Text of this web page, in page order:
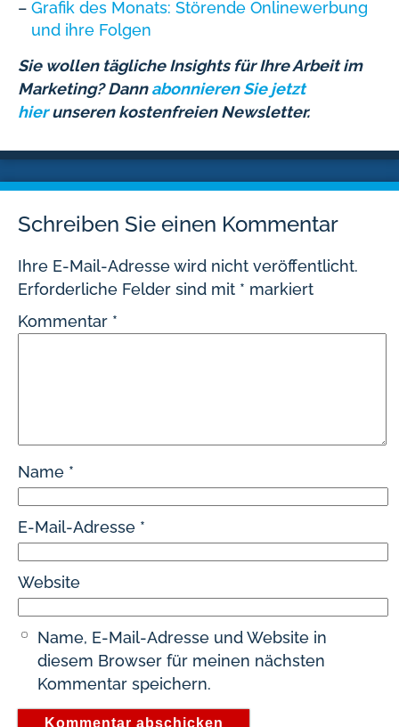
Grafik des Monats: Störende Onlinewerbung
und ihre Folgen
Sie wollen tägliche Insights für Ihre Arbeit im
Marketing? Dannabonnieren Sie jetzt
hierunseren kostenfreien Newsletter.
Schreiben Sie einen Kommentar
Ihre E-Mail-Adresse wird nicht veröffentlicht.
Erforderliche Felder sind mit * markiert
Kommentar *
Name *
E-Mail-Adresse *
Website
Name, E-Mail-Adresse und Website in
diesem Browser für meinen nächsten
Kommentar speichern.